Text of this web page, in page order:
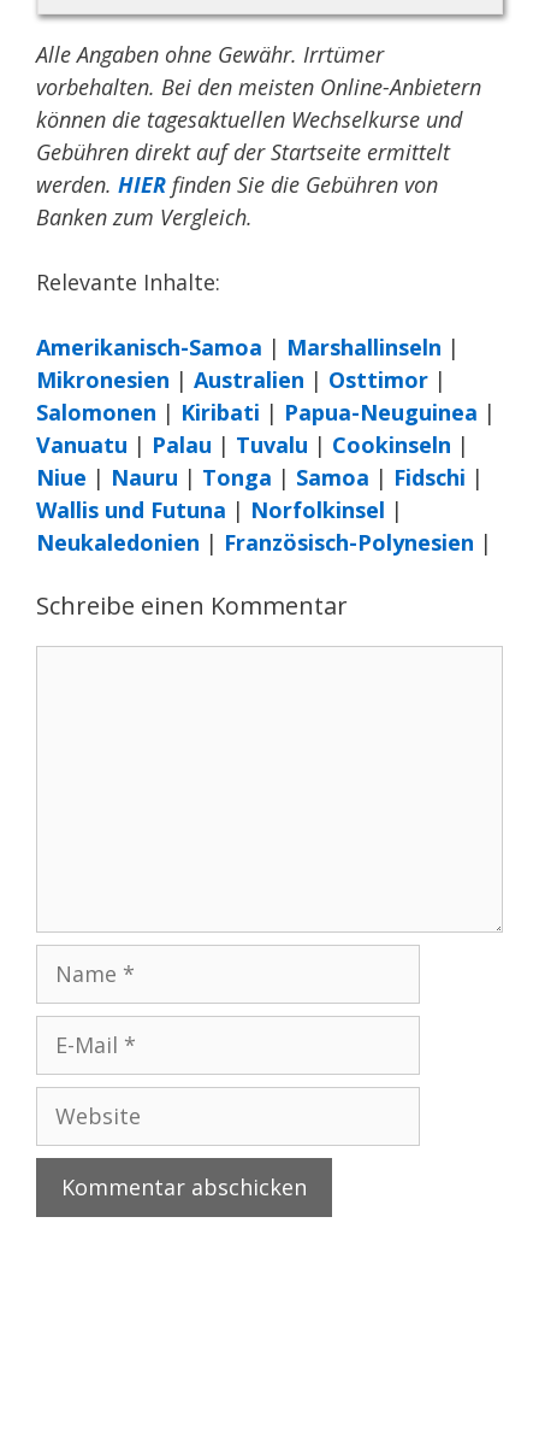
Alle Angaben ohne Gewähr. Irrtümer
vorbehalten. Bei den meisten Online-Anbietern
können die tagesaktuellen Wechselkurse und
Gebühren direkt auf der Startseite ermittelt
werden. HIER finden Sie die Gebühren von
Banken zum Vergleich.
Relevante Inhalte:
Amerikanisch-Samoa | Marshallinseln |
Mikronesien | Australien | Osttimor |
Salomonen | Kiribati | Papua-Neuguinea |
Vanuatu | Palau | Tuvalu | Cookinseln |
Niue | Nauru | Tonga | Samoa | Fidschi |
Wallis und Futuna | Norfolkinsel |
Neukaledonien | Französisch-Polynesien |
Schreibe einen Kommentar
Name
Mail
Website